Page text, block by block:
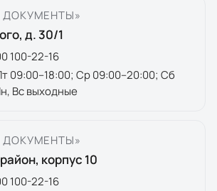
д. 30/1
100-22-16
09:00–18:00; Ср 09:00–20:00; Сб
Вс выходные
корпус 10
100-22-16